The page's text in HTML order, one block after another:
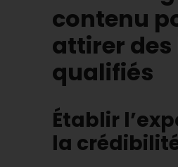
contenu
attirer des
qualifiés
Établir
la